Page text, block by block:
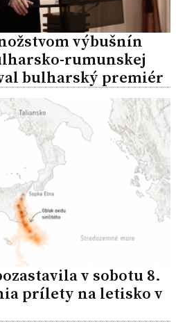
výbušnín
rumunskej
bulharský premiér
v sobotu 8.
prílety na letisko v